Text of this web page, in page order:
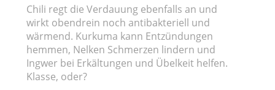
Chili regt die Verdauung ebenfalls an und
wirkt obendrein noch antibakteriell und
wärmend. Kurkuma kann Entzündungen
hemmen, Nelken Schmerzen lindern und
Ingwer bei Erkältungen und Übelkeit helfen.
Klasse, oder?